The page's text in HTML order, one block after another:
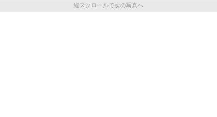
縦スクロールで次の写真へ